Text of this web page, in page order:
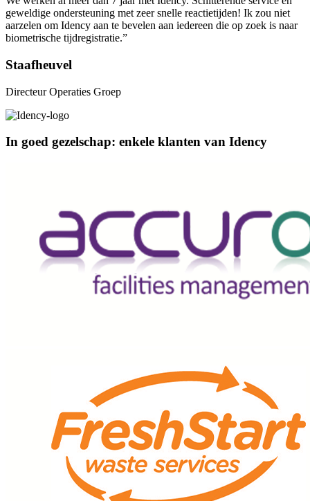
geweldige ondersteuning met zeer snelle reactietijden! Ik zou niet
aarzelen om Idency aan te bevelen aan iedereen die op zoek is naar
biometrische tijdregistratie.”
Staafheuvel
Directeur Operaties Groep
In goed gezelschap: enkele klanten van Idency